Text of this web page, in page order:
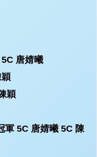
5C 唐婧曦
穎
軍 5C 唐婧曦 5C 陳